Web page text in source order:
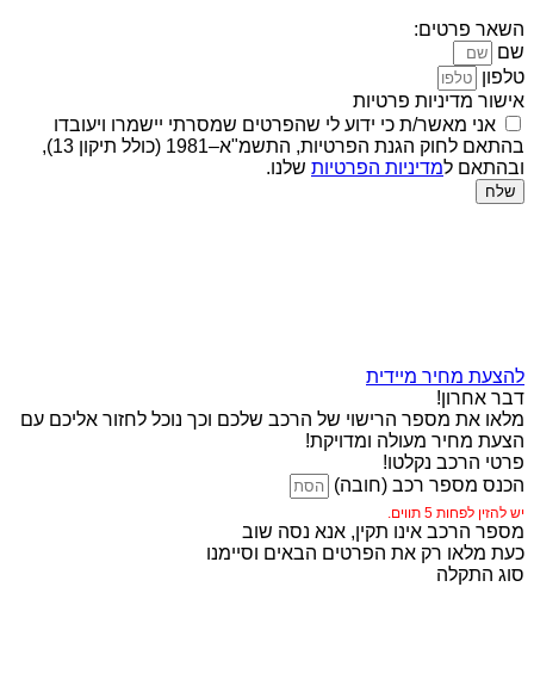
השאר פרטים:
שם
טלפון
אישור מדיניות פרטיות
אני מאשר/ת כי ידוע לי שהפרטים שמסרתי יישמרו ויעובדו
בהתאם לחוק הגנת הפרטיות, התשמ"א–1981 (כולל תיקון 13),
ובהתאם למדיניות הפרטיות שלנו.
שלח
להצעת מחיר מיידית
דבר אחרון!
מלאו את מספר הרישוי של הרכב שלכם וכך נוכל לחזור אליכם עם
הצעת מחיר מעולה ומדויקת!
פרטי הרכב נקלטו!
הכנס מספר רכב (חובה)
יש להזין לפחות 5 תווים.
מספר הרכב אינו תקין, אנא נסה שוב
כעת מלאו רק את הפרטים הבאים וסיימנו
סוג התקלה